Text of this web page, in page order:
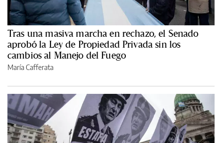
Tras una masiva marcha en rechazo, el Senado
aprobó la Ley de Propiedad Privada sin los
cambios al Manejo del Fuego
María Cafferata